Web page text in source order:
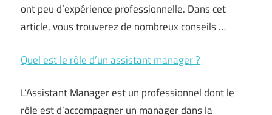
ont peu d’expérience professionnelle. Dans cet
article, vous trouverez de nombreux conseils …
Quel est le rôle d’un assistant manager ?
L’Assistant Manager est un professionnel dont le
rôle est d’accompagner un manager dans la